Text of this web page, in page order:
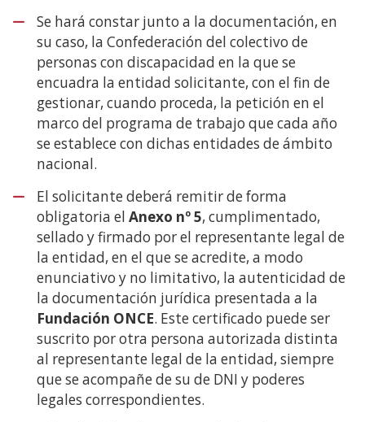
Se hará constar junto a la documentación, en
su caso, la Confederación del colectivo de
personas con discapacidad en la que se
encuadra la entidad solicitante, con el fin de
gestionar, cuando proceda, la petición en el
marco del programa de trabajo que cada año
se establece con dichas entidades de ámbito
nacional.
El solicitante deberá remitir de forma
obligatoria el Anexo nº 5, cumplimentado,
sellado y firmado por el representante legal de
la entidad, en el que se acredite, a modo
enunciativo y no limitativo, la autenticidad de
la documentación jurídica presentada a la
Fundación ONCE. Este certificado puede ser
suscrito por otra persona autorizada distinta
al representante legal de la entidad, siempre
que se acompañe de su de DNI y poderes
legales correspondientes.